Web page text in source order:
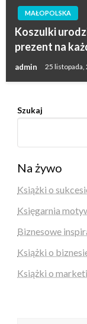
MAŁOPOLSKA
Koszulki
prezent na
admin 25 listopada,
Szukaj
Na żywo
Książki o
Księgarnia
Biznesowe
Książki o
Książki o